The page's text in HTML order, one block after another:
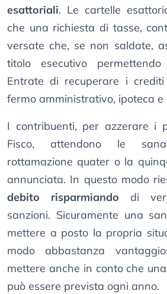
esattoriali. Le cartelle
che una richiesta di tasse,
versate che, se non saldate,
titolo esecutivo permettendo
Entrate di recuperare i
fermo amministrativo, ipoteca
I contribuenti, per azzerare i
Fisco, attendono le
rottamazione quater o la
annunciata. In questo modo
debito risparmiando di
sanzioni. Sicuramente una
mettere a posto la propria
modo abbastanza
mettere anche in conto che
può essere prevista ogni anno.